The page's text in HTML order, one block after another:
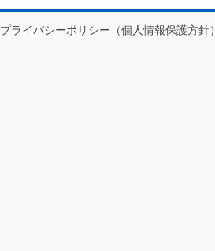
プライバシーポリシー（個人情報保護方針）